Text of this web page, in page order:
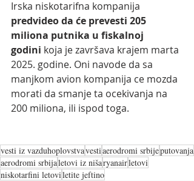
Irska niskotarifna kompanija
predvideo da će prevesti 205
miliona putnika u fiskalnoj
godini koja je završava krajem marta
2025. godine. Oni navode da sa
manjkom avion kompanija ce mozda
morati da smanje ta ocekivanja na
200 miliona, ili ispod toga.
vesti iz vazduhoplovstvavestiaerodromi srbijeputovanja
aerodromi srbijaletovi iz nišaryanairletovi
niskotarfini letoviletite jeftino